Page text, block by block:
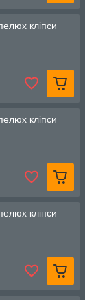
кліпси
кліпси
кліпси